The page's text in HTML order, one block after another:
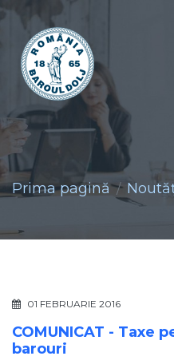
Prima pagină
01 FEBRUARIE 2016
COMUNICAT - Taxe
barouri